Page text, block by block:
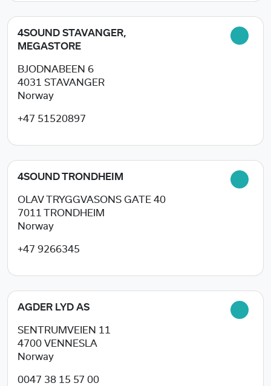
4SOUND STAVANGER,
MEGASTORE
BJODNABEEN 6
4031 STAVANGER
Norway
+47 51520897
4SOUND TRONDHEIM
OLAV TRYGGVASONS GATE 40
7011
TRONDHEIM
Norway
+47 9266345
AGDER LYD AS
SENTRUMVEIEN 11
4700 VENNESLA
Norway
0047 38 15 57 00